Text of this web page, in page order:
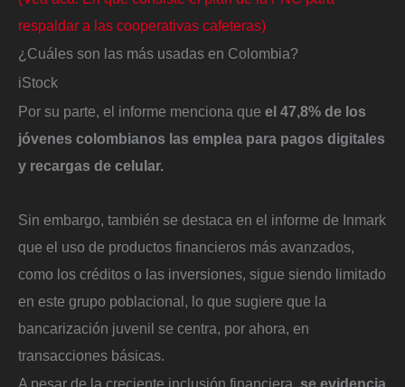
respaldar a las cooperativas cafeteras)
¿Cuáles son las más usadas en Colombia?
iStock
Por su parte, el informe menciona que el 47,8% de los
jóvenes colombianos las emplea para pagos digitales
y recargas de celular.
Sin embargo, también se destaca en el informe de Inmark
que el uso de productos financieros más avanzados,
como los créditos o las inversiones, sigue siendo limitado
en este grupo poblacional, lo que sugiere que la
bancarización juvenil se centra, por ahora, en
transacciones básicas.
A pesar de la creciente inclusión financiera, se evidencia